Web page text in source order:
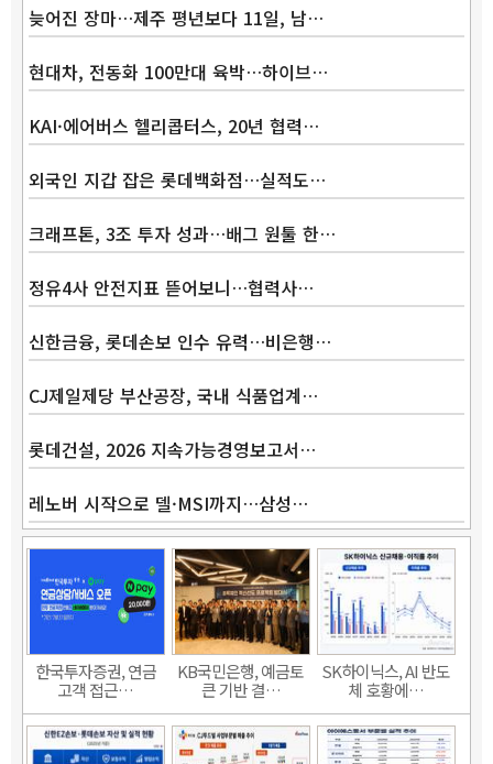
늦어진 장마…제주 평년보다 11일, 남…
현대차, 전동화 100만대 육박…하이브…
KAI·에어버스 헬리콥터스, 20년 협력…
외국인 지갑 잡은 롯데백화점…실적도…
크래프톤, 3조 투자 성과…배그 원툴 한…
정유4사 안전지표 뜯어보니…협력사…
신한금융, 롯데손보 인수 유력…비은행…
CJ제일제당 부산공장, 국내 식품업계…
롯데건설, 2026 지속가능경영보고서…
레노버 시작으로 델·MSI까지…삼성…
한국투자증권, 연금
고객 접근…
KB국민은행, 예금토
큰 기반 결…
SK하이닉스, AI 반도
체 호황에…